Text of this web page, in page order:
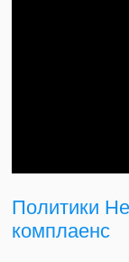
Политики
комплаенс